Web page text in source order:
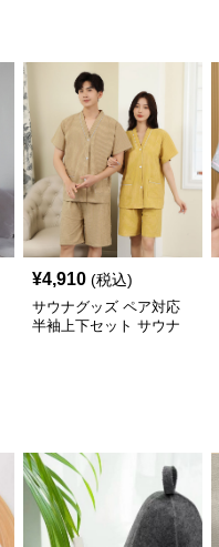
¥4,910 (税込)
サウナグッズ ペア対応
半袖上下セット サウナ